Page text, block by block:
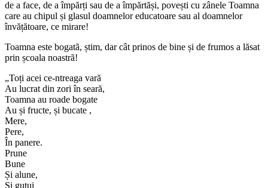
de a face, de a împărți sau de a împărtăși, povești cu zânele Toamna
care au chipul și glasul doamnelor educatoare sau al doamnelor
învățătoare, ce mirare!
Toamna este bogatã, știm, dar cât prinos de bine și de frumos a lăsat
prin școala noastrã!
„Toți acei ce-ntreaga vară
Au lucrat din zori în seară,
Toamna au roade bogate
Au și fructe, și bucate ,
Mere,
Pere,
În panere.
Prune
Bune
Și alune,
Și gutui